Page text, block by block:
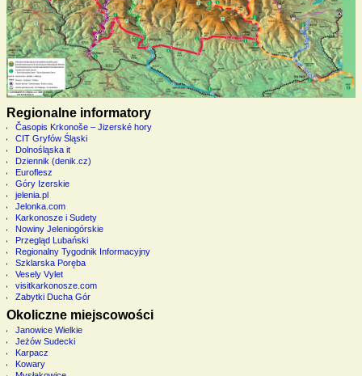
Regionalne informatory
Časopis Krkonoše – Jizerské hory
CIT Gryfów Śląski
Dolnośląska it
Dziennik (denik.cz)
Euroflesz
Góry Izerskie
jelenia.pl
Jelonka.com
Karkonosze i Sudety
Nowiny Jeleniogórskie
Przegląd Lubański
Regionalny Tygodnik Informacyjny
Szklarska Poręba
Vesely Vylet
visitkarkonosze.com
Zabytki Ducha Gór
Okoliczne miejscowości
Janowice Wielkie
Jeżów Sudecki
Karpacz
Kowary